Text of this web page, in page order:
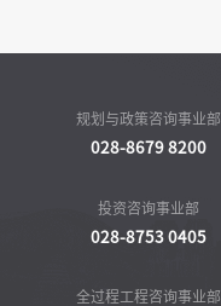
规划与政策咨询事业部
028-8679 8200
投资咨询事业部
028-8753 0405
全过程工程咨询事业部